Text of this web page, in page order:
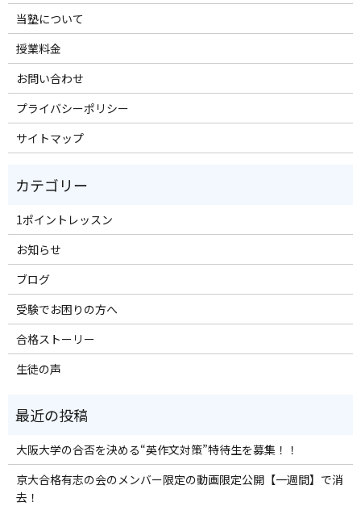
当塾について
授業料金
お問い合わせ
プライバシーポリシー
サイトマップ
1ポイントレッスン
お知らせ
ブログ
受験でお困りの方へ
合格ストーリー
生徒の声
大阪大学の合否を決める“英作文対策”特待生を募集！！
京大合格有志の会のメンバー限定の動画限定公開【一週間】で消
去！